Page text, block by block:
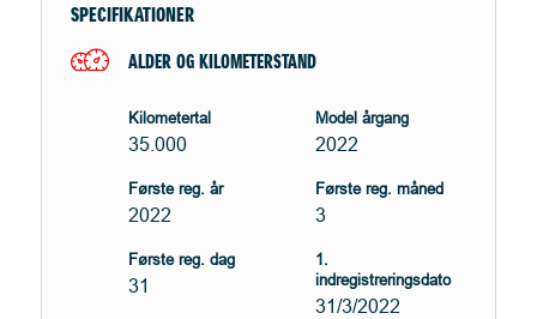
SPECIFIKATIONER
ALDER OG KILOMETERSTAND
Kilometertal
35.000
Model årgang
2022
Første reg. år
2022
Første reg. måned
3
Første reg. dag
31
1.
indregistreringsdato
31/3/2022